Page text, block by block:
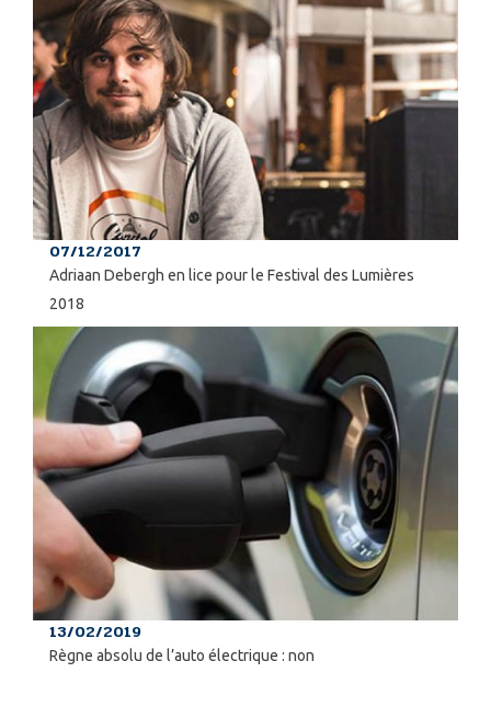
07/12/2017
Adriaan Debergh en lice pour le Festival des Lumières
2018
13/02/2019
Règne absolu de l’auto électrique : non